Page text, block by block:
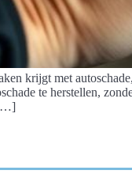
krijgt met
te herstellen,